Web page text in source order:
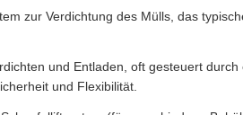
zur Verdichtung des Mülls, das
und Entladen, oft gesteuert
und Flexibilität.